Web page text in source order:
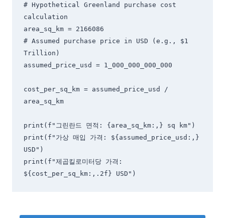
# Hypothetical Greenland purchase cost
calculation
area_sq_km = 2166086
# Assumed purchase price in USD (e.g., $1
Trillion)
assumed_price_usd = 1_000_000_000_000
cost_per_sq_km = assumed_price_usd /
area_sq_km
print(f"그린란드 면적: {area_sq_km:,} sq km")
print(f"가상 매입 가격: ${assumed_price_usd:,}
USD")
print(f"제곱킬로미터당 가격: